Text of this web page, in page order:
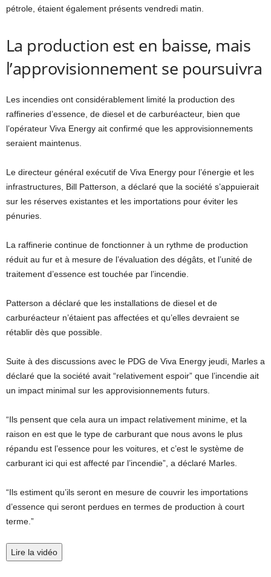
pétrole, étaient également présents vendredi matin.
La production est en baisse, mais
l’approvisionnement se poursuivra
Les incendies ont considérablement limité la production des
raffineries d’essence, de diesel et de carburéacteur, bien que
l’opérateur Viva Energy ait confirmé que les approvisionnements
seraient maintenus.
Le directeur général exécutif de Viva Energy pour l’énergie et les
infrastructures, Bill Patterson, a déclaré que la société s’appuierait
sur les réserves existantes et les importations pour éviter les
pénuries.
La raffinerie continue de fonctionner à un rythme de production
réduit au fur et à mesure de l’évaluation des dégâts, et l’unité de
traitement d’essence est touchée par l’incendie.
Patterson a déclaré que les installations de diesel et de
carburéacteur n’étaient pas affectées et qu’elles devraient se
rétablir dès que possible.
Suite à des discussions avec le PDG de Viva Energy jeudi, Marles a
déclaré que la société avait “relativement espoir” que l’incendie ait
un impact minimal sur les approvisionnements futurs.
“Ils pensent que cela aura un impact relativement minime, et la
raison en est que le type de carburant que nous avons le plus
répandu est l’essence pour les voitures, et c’est le système de
carburant ici qui est affecté par l’incendie”, a déclaré Marles.
“Ils estiment qu’ils seront en mesure de couvrir les importations
d’essence qui seront perdues en termes de production à court
terme.”
Lire la vidéo